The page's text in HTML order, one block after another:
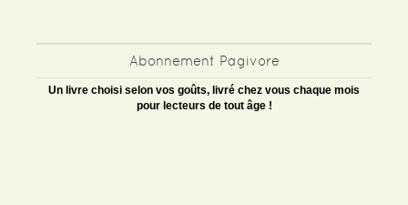
Abonnement Pagivore
Un livre choisi selon vos goûts, livré chez vous chaque mois
pour lecteurs de tout âge !